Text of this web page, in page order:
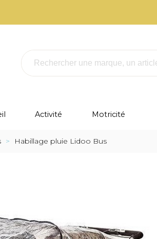
Activité Motricité
> Habillage pluie Lidoo Bus